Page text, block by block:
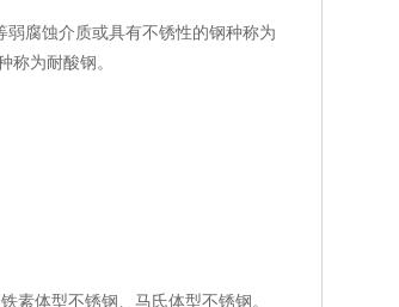
弱腐蚀介质或具有不锈性的钢种称为
称为耐酸钢。
素体型不锈钢、马氏体型不锈钢。